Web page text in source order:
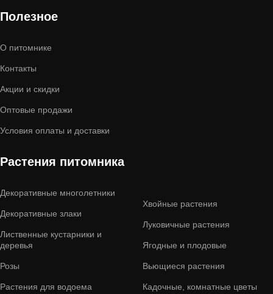
Полезное
О питомнике
Контакты
Акции и скидки
Оптовые продажи
Условия оплаты и доставки
Растения питомника
Декоративные многолетники
Декоративные злаки
Лиственные кустарники и
деревья
Розы
Растения для водоема
Хвойные растения
Луковичные растения
Ягодные и плодовые
Вьющиеся растения
Кадочные, комнатные цветы